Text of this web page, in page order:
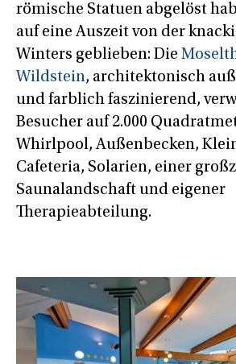
römische Statuen abgelöst
auf eine Auszeit von der
Winters geblieben: Die
Wildstein, architektonisch
und farblich faszinierend,
Besucher auf 2.000
Whirlpool, Außenbecken,
Cafeteria, Solarien, einer
Saunalandschaft und eigener
Therapieabteilung.